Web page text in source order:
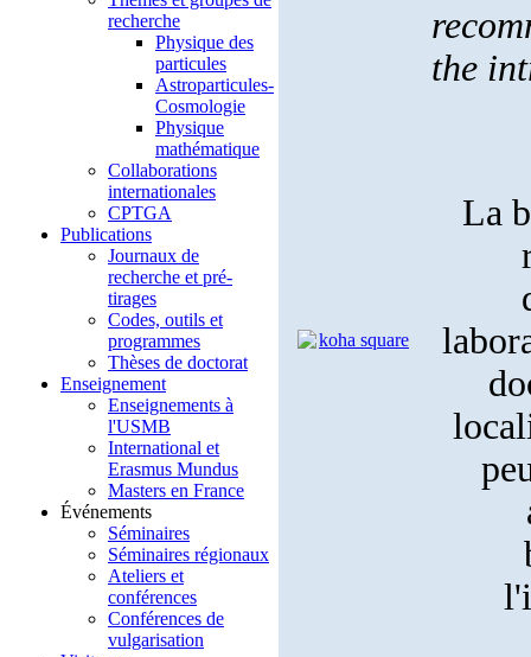
recherche
Physique des
particules
Astroparticules-
Cosmologie
Physique
mathématique
Collaborations
internationales
CPTGA
Publications
Journaux de
recherche et pré-
tirages
Codes, outils et
programmes
Thèses de doctorat
Enseignement
Enseignements à
l'USMB
International et
Erasmus Mundus
Masters en France
Événements
Séminaires
Séminaires régionaux
Ateliers et
conférences
Conférences de
vulgarisation
the
La